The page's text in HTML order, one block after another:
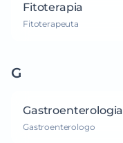
Fitoterapia
Fitoterapeuta
G
Gastroenterologia
Gastroenterologo